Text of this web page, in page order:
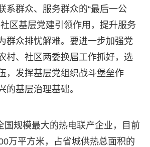
系群众、服务群众的“最后一公
区基层党建引领作用，提升服务
群众排忧解难。要进一步加强党
村、社区两委换届工作抓好，选
，发挥基层党组织战斗堡垒作
的基层治理基础。
国规模最大的热电联产企业，目前
万平方米，占省城供热总面积的